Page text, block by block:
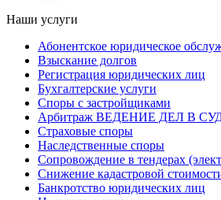
Наши услуги
Абонентское юридическое
Взыскание долгов
Регистрация юридических лиц
Бухгалтерские услуги
Споры с застройщиками
Арбитраж ВЕДЕНИЕ ДЕЛ В
Страховые споры
Наследственные споры
Сопровождение в тендерах
Снижение кадастровой
Банкротство юридических лиц